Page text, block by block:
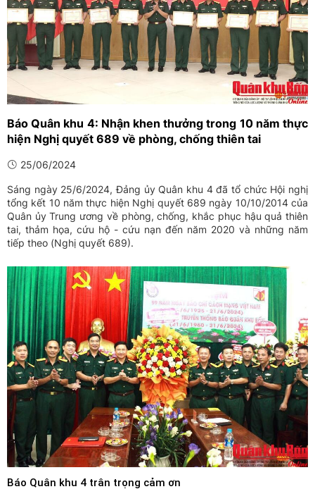
Báo Quân khu 4: Nhận khen thưởng trong 10 năm thực
hiện Nghị quyết 689 về phòng, chống thiên tai
25/06/2024
Sáng ngày 25/6/2024, Đảng ủy Quân khu 4 đã tổ chức Hội nghị
tổng kết 10 năm thực hiện Nghị quyết 689 ngày 10/10/2014 của
Quân ủy Trung ương về phòng, chống, khắc phục hậu quả thiên
tai, thảm họa, cứu hộ - cứu nạn đến năm 2020 và những năm
tiếp theo (Nghị quyết 689).
Báo Quân khu 4 trân trọng cảm ơn